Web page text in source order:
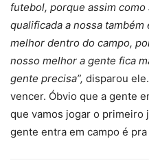
futebol, porque assim
qualificada a nossa também
melhor dentro do campo,
nosso melhor a gente fica
gente precisa”, disparou
vencer. Óbvio que a gente
que vamos jogar o primeiro
gente entra em campo é